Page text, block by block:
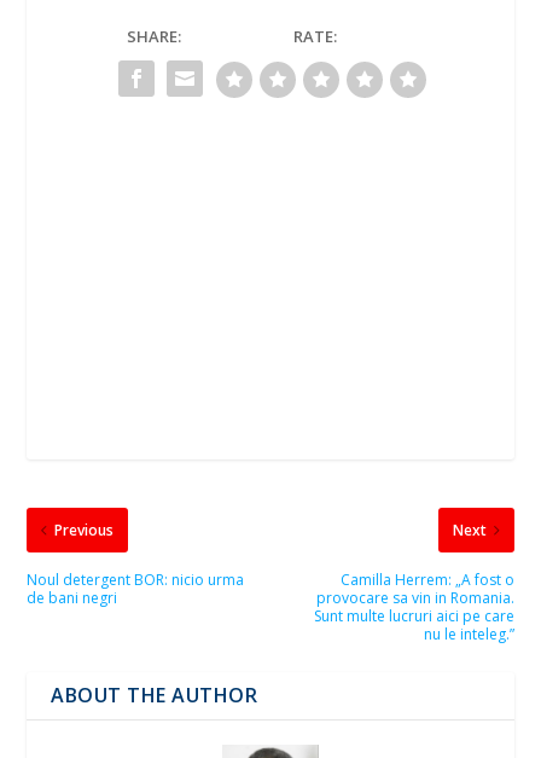
SHARE: RATE:
Previous
Noul detergent BOR: nicio urma
de bani negri
Next
Camilla Herrem: „A fost o
provocare sa vin in Romania.
Sunt multe lucruri aici pe care
nu le inteleg.”
ABOUT THE AUTHOR